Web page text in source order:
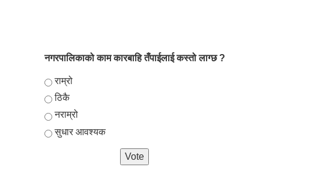
नगरपालिकाको काम कारबाहि तँपाईलाई कस्तो लाग्छ ?
Choices
राम्रो
ठिकै
नराम्रो
सुधार आवश्यक